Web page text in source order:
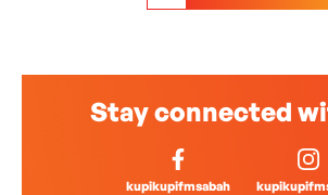
Stay connected
kupikupifmsabah